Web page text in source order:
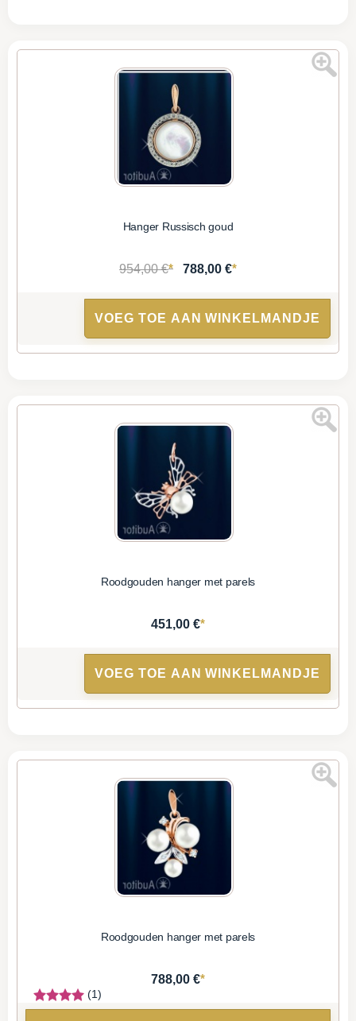
Hanger Russisch goud
954,00 €* 788,00 €*
VOEG TOE AAN WINKELMANDJE
Roodgouden hanger met parels
451,00 €*
VOEG TOE AAN WINKELMANDJE
Roodgouden hanger met parels
788,00 €*
(1)